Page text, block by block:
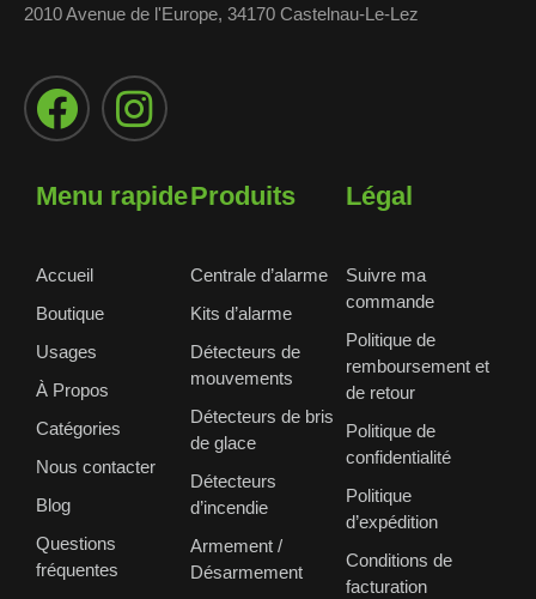
2010 Avenue de l'Europe, 34170 Castelnau-Le-Lez
Menu rapide
Accueil
Boutique
Usages
À Propos
Catégories
Nous contacter
Blog
Questions
fréquentes
Produits
Centrale d’alarme
Kits d’alarme
Détecteurs de
mouvements
Détecteurs de bris
de glace
Détecteurs
d’incendie
Armement /
Désarmement
Légal
Suivre ma
commande
Politique de
remboursement et
de retour
Politique de
confidentialité
Politique
d’expédition
Conditions de
facturation